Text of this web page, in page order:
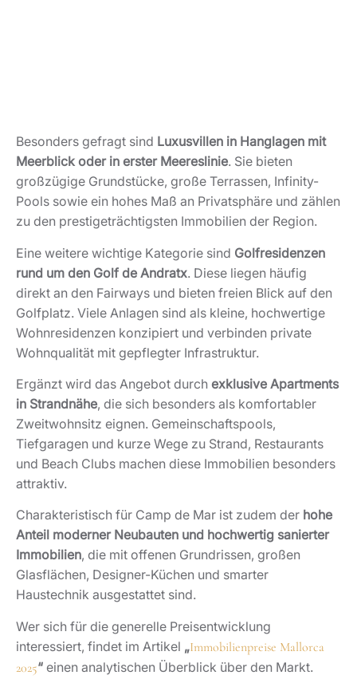
Besonders gefragt sind Luxusvillen in Hanglagen mit
Meerblick oder in erster Meereslinie. Sie bieten
großzügige Grundstücke, große Terrassen, Infinity-
Pools sowie ein hohes Maß an Privatsphäre und zählen
zu den prestigeträchtigsten Immobilien der Region.
Eine weitere wichtige Kategorie sind Golfresidenzen
rund um den Golf de Andratx. Diese liegen häufig
direkt an den Fairways und bieten freien Blick auf den
Golfplatz. Viele Anlagen sind als kleine, hochwertige
Wohnresidenzen konzipiert und verbinden private
Wohnqualität mit gepflegter Infrastruktur.
Ergänzt wird das Angebot durch exklusive Apartments
in Strandnähe, die sich besonders als komfortabler
Zweitwohnsitz eignen. Gemeinschaftspools,
Tiefgaragen und kurze Wege zu Strand, Restaurants
und Beach Clubs machen diese Immobilien besonders
attraktiv.
Charakteristisch für Camp de Mar ist zudem der hohe
Anteil moderner Neubauten und hochwertig sanierter
Immobilien, die mit offenen Grundrissen, großen
Glasflächen, Designer-Küchen und smarter
Haustechnik ausgestattet sind.
Wer sich für die generelle Preisentwicklung
interessiert, findet im Artikel „Immobilienpreise Mallorca
2025“ einen analytischen Überblick über den Markt.